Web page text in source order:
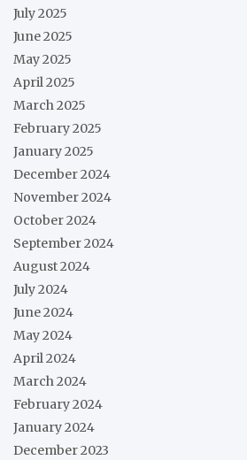
July 2025
June 2025
May 2025
April 2025
March 2025
February 2025
January 2025
December 2024
November 2024
October 2024
September 2024
August 2024
July 2024
June 2024
May 2024
April 2024
March 2024
February 2024
January 2024
December 2023